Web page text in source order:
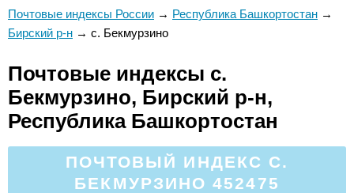
Почтовые индексы России → Республика Башкортостан →
Бирский р-н → с. Бекмурзино
Почтовые индексы с.
Бекмурзино, Бирский р-н,
Республика Башкортостан
ПОЧТОВЫЙ ИНДЕКС С.
БЕКМУРЗИНО 452475